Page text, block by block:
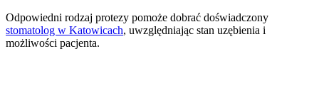
Odpowiedni rodzaj protezy pomoże dobrać doświadczony
stomatolog w Katowicach, uwzględniając stan uzębienia i
możliwości pacjenta.